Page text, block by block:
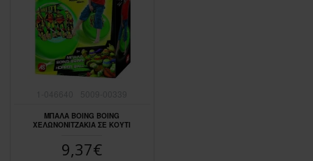
ΜΠΑΛΑ BOING BOING
ΧΕΛΩΝΟΝΙΤΖΑΚΙΑ ΣΕ ΚΟΥΤΙ
9,37€